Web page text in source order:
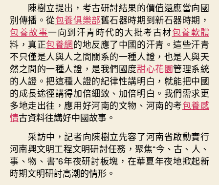
陳樹立提出，考古研討結果的價值還應當向國
別傳播。從包養俱樂部舊石器時期到新石器時期，
包養故事一向到汗青時代的大批考古材包養軟體
料，真正包養網的地反應了中國的汗青。這些汗青
不只僅是人與人之間關系的一種人證，也是人與天
然之間的一種人證，是我們國度甜心花園管理系統
的人證。把這種人證的紀律性講明白，就能把中國
的成長途徑講得加倍細致、加倍明白。我們需求更
多地走出往，應用好河南的文物、河南的考包養感
情古資料往講好中國故事。
采訪中，記者向陳樹立先容了河南省啟動實行
河南興文明工程文明研討任務，聚焦“今、古、人、
事、物、書”6年夜研討板塊，在華夏年夜地掀起新
時期文明研討高潮的情形。